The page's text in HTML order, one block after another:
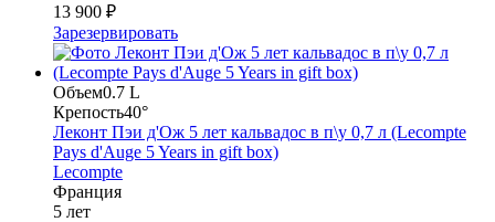
13 900 ₽
Зарезервировать
Объем0.7 L
Крепость40°
Леконт Пэи д'Ож 5 лет кальвадос в п\у 0,7 л (Lecompte
Pays d'Auge 5 Years in gift box)
Lecompte
Франция
5 лет